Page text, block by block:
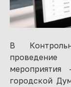
В
мероприятия
городской